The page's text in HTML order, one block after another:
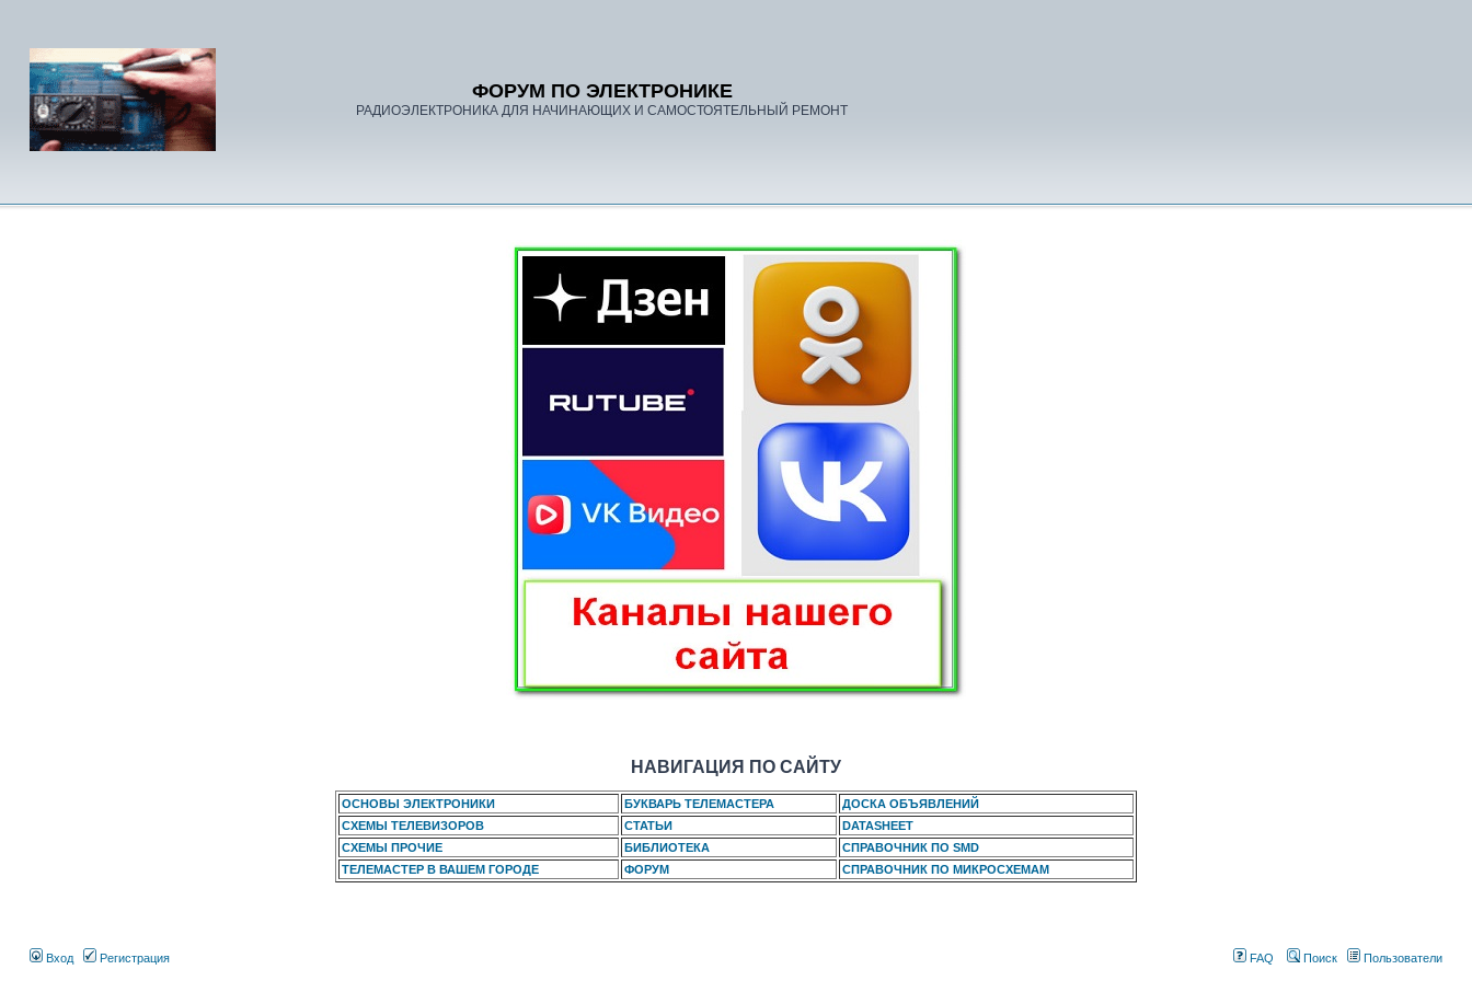
ФОРУМ ПО ЭЛЕКТРОНИКЕ
РАДИОЭЛЕКТРОНИКА ДЛЯ НАЧИНАЮЩИХ И САМОСТОЯТЕЛЬНЫЙ РЕМОНТ
НАВИГАЦИЯ ПО САЙТУ
ОСНОВЫ ЭЛЕКТРОНИКИ БУКВАРЬ ТЕЛЕМАСТЕРА
ДОСКА ОБЪЯВЛЕНИЙ
СХЕМЫ ТЕЛЕВИЗОРОВ
СТАТЬИ
DATASHEET
СХЕМЫ ПРОЧИЕ
БИБЛИОТЕКА
СПРАВОЧНИК ПО SMD
ТЕЛЕМАСТЕР В ВАШЕМ ГОРОДЕ
ФОРУМ СПРАВОЧНИК ПО МИКРОСХЕМАМ
Вход Регистрация FAQ Поиск Пользователи